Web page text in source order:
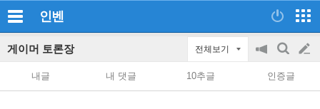
인벤
게이머 토론장 전체보기
공
on/off
검
색
글
쓰
내글 내 댓글 10추글 인증글